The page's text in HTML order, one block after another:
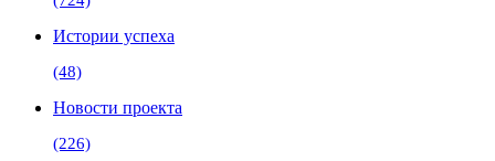
Истории успеха
(48)
Новости проекта
(226)